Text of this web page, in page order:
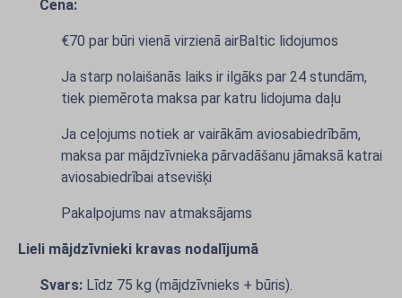
Cena:
€70 par būri vienā virzienā airBaltic lidojumos
Ja starp nolaišanās laiks ir ilgāks par 24 stundām,
tiek piemērota maksa par katru lidojuma daļu
Ja ceļojums notiek ar vairākām aviosabiedrībām,
maksa par mājdzīvnieka pārvadāšanu jāmaksā katrai
aviosabiedrībai atsevišķi
Pakalpojums nav atmaksājams
Lieli mājdzīvnieki kravas nodalījumā
Svars: Līdz 75 kg (mājdzīvnieks + būris).